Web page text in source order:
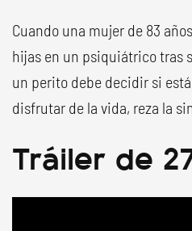
Cuando una mujer de 83
hijas en un psiquiátrico tras
un perito debe decidir si
disfrutar de la vida, reza la
Tráiler de